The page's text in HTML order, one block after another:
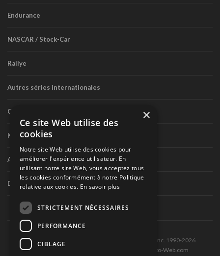
Endurance
NASCAR / Stock-Car
Rallye
Autres séries internationales
Circuit routier canadien
Karting
Autres séries nationales
Divers
Tous droits réservés © Les Éditions Pole-Position inc. 1990-2026
Ce site est produit et hébergé par Montréal-Photo-Web.com
×
Ce site Web utilise des
cookies
Notre site Web utilise des cookies pour
améliorer l'expérience utilisateur. En
utilisant notre site Web, vous acceptez tous
les cookies conformément à notre Politique
relative aux cookies. En savoir plus
STRICTEMENT NÉCESSAIRES
PERFORMANCE
CIBLAGE